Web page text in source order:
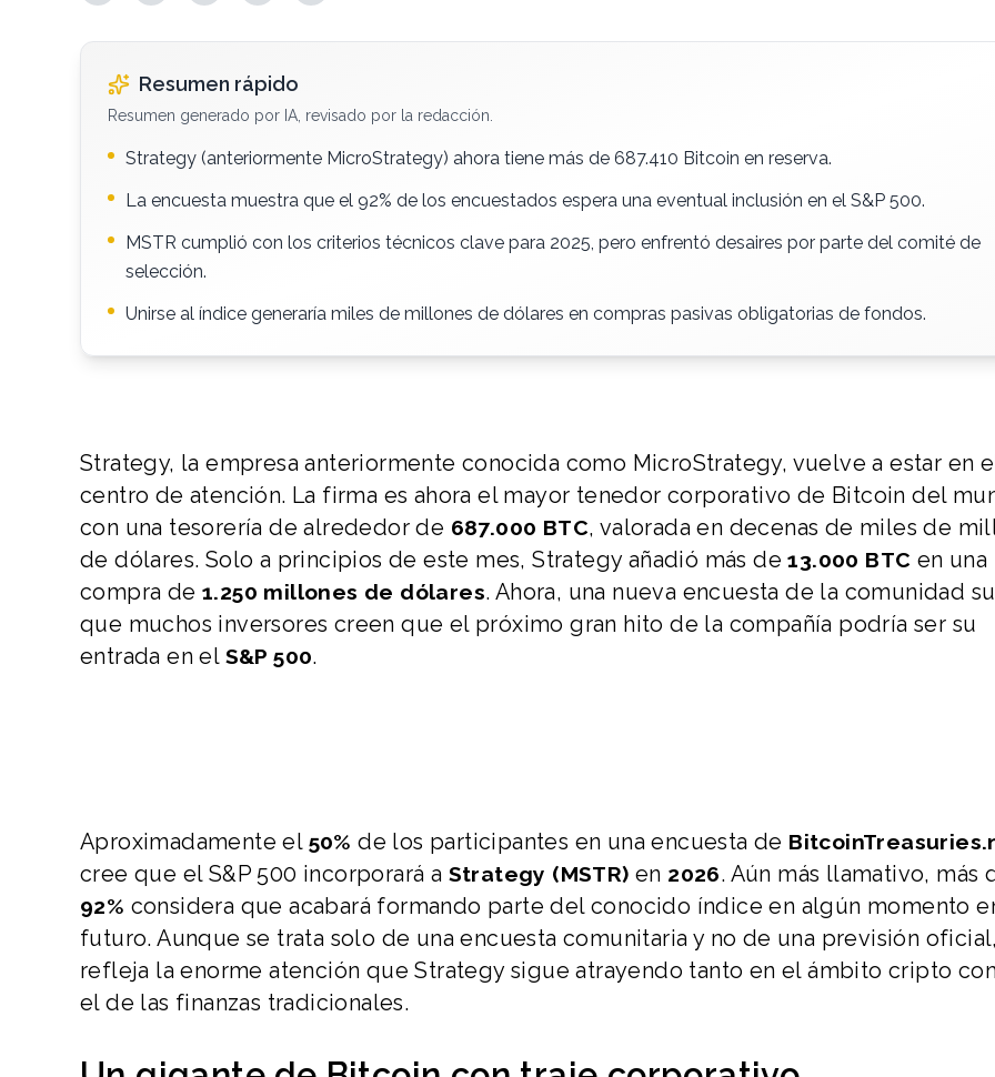
Resumen rápido
Resumen generado por IA, revisado por la redacción.
Strategy (anteriormente MicroStrategy) ahora tiene más de 687.410 Bitcoin en reserva.
La encuesta muestra que el 92% de los encuestados espera una eventual inclusión en el S&P 500.
MSTR cumplió con los criterios técnicos clave para 2025, pero enfrentó desaires por parte del comité de
selección.
Unirse al índice generaría miles de millones de dólares en compras pasivas obligatorias de fondos.
Strategy, la empresa anteriormente conocida como MicroStrategy, vuelve a estar en
centro de atención. La firma es ahora el mayor tenedor corporativo de Bitcoin del
con una tesorería de alrededor de 687.000 BTC, valorada en decenas de miles de
de dólares. Solo a principios de este mes, Strategy añadió más de13.000 BTC en una
compra de1.250 millones de dólares. Ahora, una nueva encuesta de la comunidad
que muchos inversores creen que el próximo gran hito de la compañía podría ser su
entrada en el S&P 500.
Aproximadamente el 50% de los participantes en una encuesta de
cree que el S&P 500 incorporará a Strategy (MSTR) en 2026. Aún más llamativo, más
92% considera que acabará formando parte del conocido índice en algún momento
futuro. Aunque se trata solo de una encuesta comunitaria y no de una previsión oficial,
refleja la enorme atención que Strategy sigue atrayendo tanto en el ámbito cripto
el de las finanzas tradicionales.